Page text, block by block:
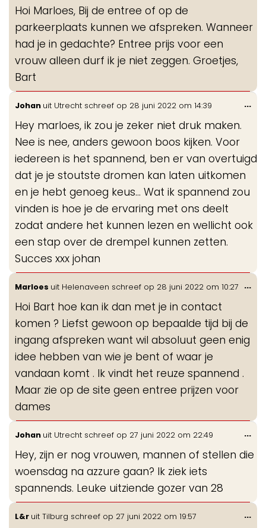
Hoi Marloes, Bij de entree of op de
parkeerplaats kunnen we afspreken. Wanneer
had je in gedachte? Entree prijs voor een
vrouw alleen durf ik je niet zeggen. Groetjes,
Bart
Johan uit Utrecht schreef op 28 juni 2022 om 14:39
Hey marloes, ik zou je zeker niet druk maken.
Nee is nee, anders gewoon boos kijken. Voor
iedereen is het spannend, ben er van overtuigd
dat je je stoutste dromen kan laten uitkomen
en je hebt genoeg keus... Wat ik spannend zou
vinden is hoe je de ervaring met ons deelt
zodat andere het kunnen lezen en wellicht ook
een stap over de drempel kunnen zetten.
Succes xxx johan
...
Marloes uit Helenaveen schreef op 28 juni 2022 om 10:27
Hoi Bart hoe kan ik dan met je in contact
komen ? Liefst gewoon op bepaalde tijd bij de
ingang afspreken want wil absoluut geen enig
idee hebben van wie je bent of waar je
vandaan komt . Ik vindt het reuze spannend .
Maar zie op de site geen entree prijzen voor
dames
...
Johan uit Utrecht schreef op 27 juni 2022 om 22:49
Hey, zijn er nog vrouwen, mannen of stellen die
woensdag na azzure gaan? Ik ziek iets
spannends. Leuke uitziende gozer van 28
...
L&r uit Tilburg schreef op 27 juni 2022 om 19:57 ...